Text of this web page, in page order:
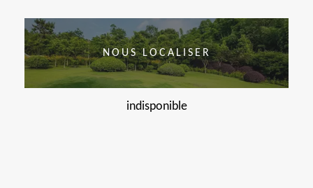
NOUS LOCALISER
indisponible